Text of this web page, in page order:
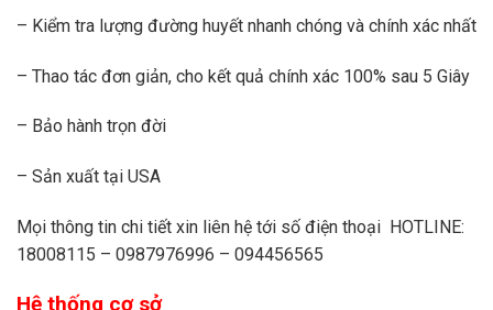
– Kiểm tra lượng đường huyết nhanh chóng và chính xác nhất
– Thao tác đơn giản, cho kết quả chính xác 100% sau 5 Giây
– Bảo hành trọn đời
– Sản xuất tại USA
Mọi thông tin chi tiết xin liên hệ tới số điện thoại HOTLINE:
18008115 – 0987976996 – 094456565
Hệ thống cơ sở